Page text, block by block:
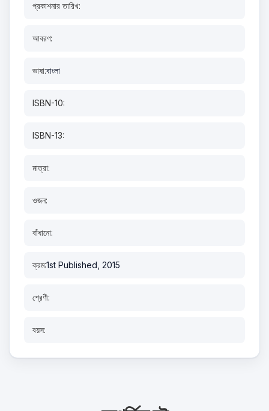
প্রকাশনার তারিখ:
আবরণ:
ভাষা:বাংলা
ISBN-10:
ISBN-13:
মাত্রা:
ওজন:
বাঁধানো:
ক্রম:1st Published, 2015
শ্রেণী:
বয়স: